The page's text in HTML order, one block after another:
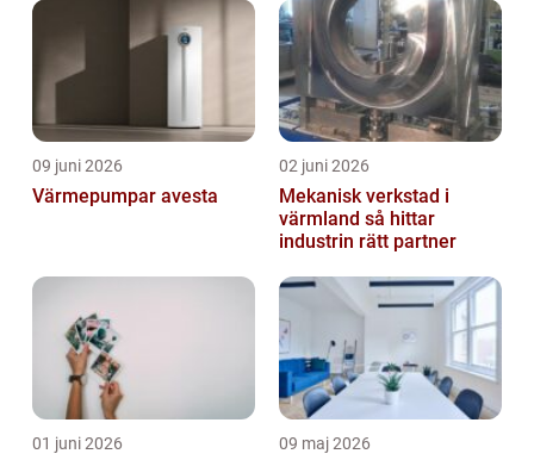
09 juni 2026
Värmepumpar avesta
02 juni 2026
Mekanisk verkstad i
värmland så hittar
industrin rätt partner
01 juni 2026 09 maj 2026